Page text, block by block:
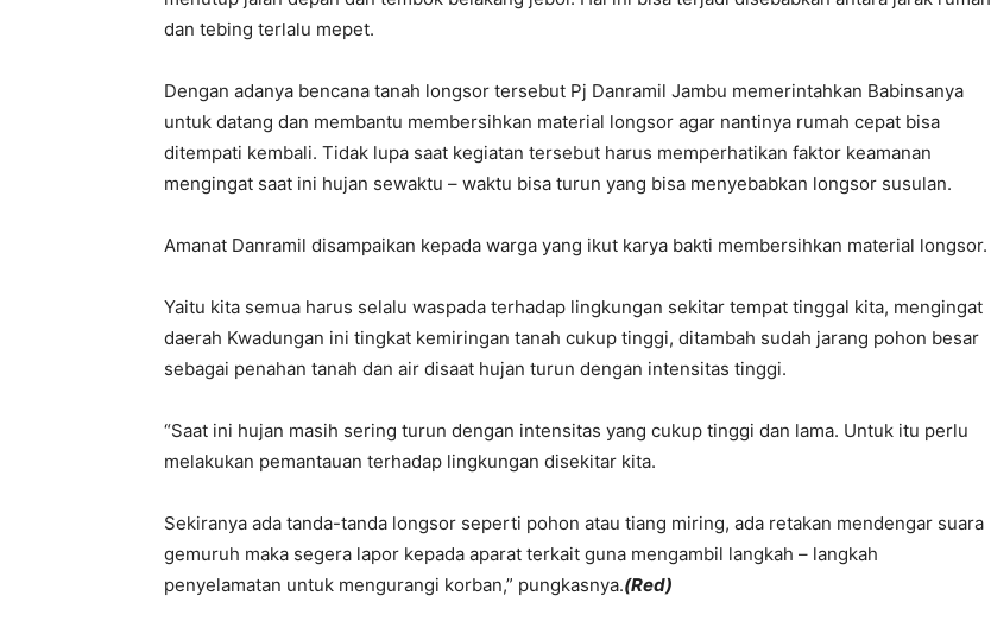
dan tebing terlalu mepet.
Dengan adanya bencana tanah longsor tersebut Pj Danramil Jambu memerintahkan Babinsanya
untuk datang dan membantu membersihkan material longsor agar nantinya rumah cepat bisa
ditempati kembali. Tidak lupa saat kegiatan tersebut harus memperhatikan faktor keamanan
mengingat saat ini hujan sewaktu – waktu bisa turun yang bisa menyebabkan longsor susulan.
Amanat Danramil disampaikan kepada warga yang ikut karya bakti membersihkan material longsor.
Yaitu kita semua harus selalu waspada terhadap lingkungan sekitar tempat tinggal kita, mengingat
daerah Kwadungan ini tingkat kemiringan tanah cukup tinggi, ditambah sudah jarang pohon besar
sebagai penahan tanah dan air disaat hujan turun dengan intensitas tinggi.
“Saat ini hujan masih sering turun dengan intensitas yang cukup tinggi dan lama. Untuk itu perlu
melakukan pemantauan terhadap lingkungan disekitar kita.
Sekiranya ada tanda-tanda longsor seperti pohon atau tiang miring, ada retakan mendengar suara
gemuruh maka segera lapor kepada aparat terkait guna mengambil langkah – langkah
penyelamatan untuk mengurangi korban,” pungkasnya.(Red)